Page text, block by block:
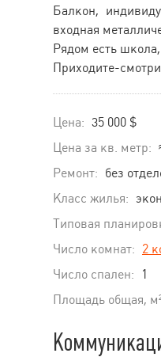
Балкон,
входная
Рядом есть
Приходите-
Цена: 35 000 $
Цена за кв. метр:
Ремонт: без
Класс жилья:
Типовая
Число комнат: 2
Число спален:
1
Площадь общая,